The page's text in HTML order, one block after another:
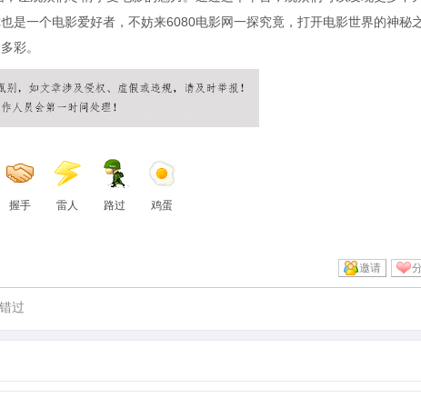
是一个电影爱好者，不妨来6080电影网一探究竟，打开电影世界的神秘
彩。
握手 雷人 路过 鸡蛋
邀请
过